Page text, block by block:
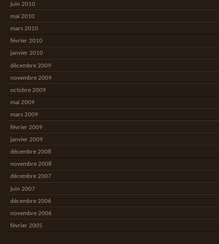
juin 2010
mai 2010
mars 2010
février 2010
janvier 2010
décembre 2009
novembre 2009
octobre 2009
mai 2009
mars 2009
février 2009
janvier 2009
décembre 2008
novembre 2008
décembre 2007
juin 2007
décembre 2006
novembre 2006
février 2005